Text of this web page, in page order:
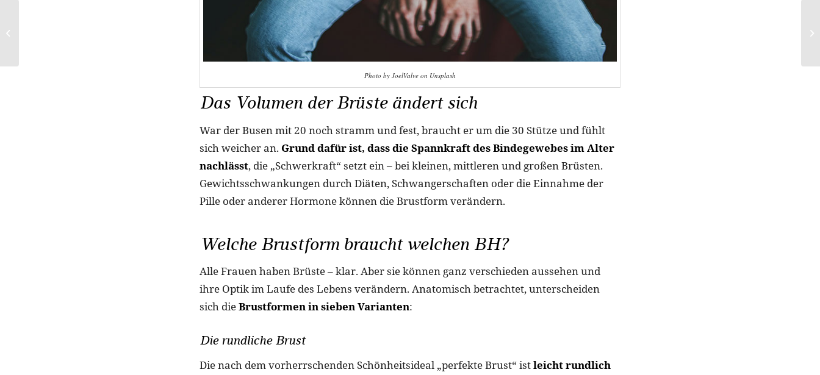
Photo by JoelValve on Unsplash
Das Volumen der Brüste ändert sich
War der Busen mit 20 noch stramm und fest, braucht er um die 30 Stütze und fühlt
sich weicher an. Grund dafür ist, dass die Spannkraft des Bindegewebes im Alter
nachlässt, die „Schwerkraft“ setzt ein – bei kleinen, mittleren und großen Brüsten.
Gewichtsschwankungen durch Diäten, Schwangerschaften oder die Einnahme der
Pille oder anderer Hormone können die Brustform verändern.
Welche Brustform braucht welchen BH?
Alle Frauen haben Brüste – klar. Aber sie können ganz verschieden aussehen und
ihre Optik im Laufe des Lebens verändern. Anatomisch betrachtet, unterscheiden
sich dieBrustformen in sieben Varianten:
Die rundliche Brust
Die nach dem vorherrschenden Schönheitsideal „perfekte Brust“ istleicht rundlich